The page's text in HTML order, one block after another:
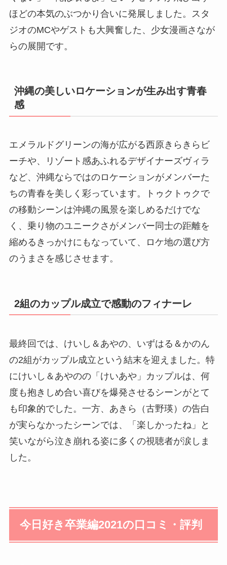
ほどの本気のぶつかり合いに発展しました。スタ
ジオのMCやゲストも大興奮した、少女漫画さなが
らの展開です。
沖縄の美しいロケーションが生み出す青春
感
エメラルドグリーンの海が広がる西原きらきらビ
ーチや、リゾート感あふれるデザイナーズヴィラ
など、沖縄ならではのロケーションがメンバーた
ちの青春を美しく彩っています。トゥクトゥクで
の移動シーンは沖縄の風景を楽しめるだけでな
く、乗り物のユニークさがメンバー同士の距離を
縮めるきっかけにもなっていて、ロケ地の選び方
のうまさを感じさせます。
2組のカップル成立で感動のフィナーレ
最終回では、けいし＆あやの、いずはる＆かのん
の2組がカップル成立という結末を迎えました。特
にけいし＆あやのの「けいあや」カップルは、何
度も抱きしめ合い喜びを爆発させるシーンがとて
も印象的でした。一方、あきら（古野瑛）の告白
が実らなかったシーンでは、「楽しかったね」と
笑いながら泣き崩れる姿に多くの視聴者が涙しま
した。
今日好き卒業編2021の口コミ・評判